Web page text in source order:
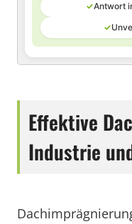
✓Antwort
✓
Effektive
Industrie